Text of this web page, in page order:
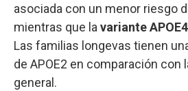
asociada con un menor riesgo
mientras que lavariante APOE4
Las familias longevas tienen
de APOE2 en comparación con
general.